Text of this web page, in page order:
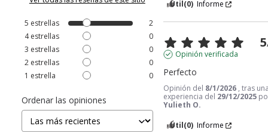
5 estrellas
2
4estrellas
0
3 estrellas
0
2 estrellas
0
1 estrella 0
Ordenar las opiniones
Útil(0) Informe
5
Opinión verificada
Perfecto
Opinión del 8/1/2026 , tras
experiencia del 29/12/2025
Yulieth O.
Útil(0) Informe